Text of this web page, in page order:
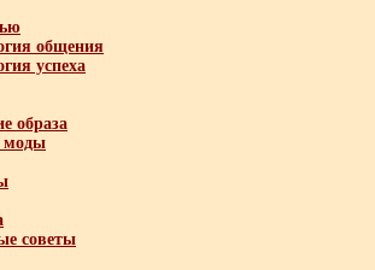
общения
успеха
образа
моды
советы